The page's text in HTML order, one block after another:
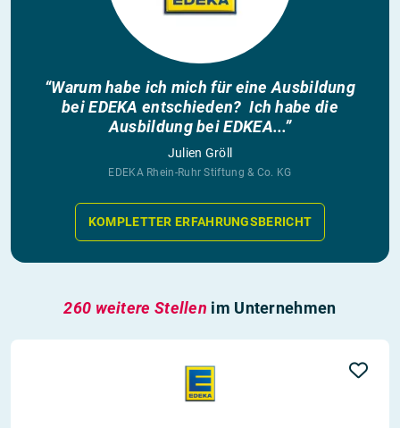
“Warum habe ich mich für eine Ausbildung
bei EDEKA entschieden? Ich habe die
Ausbildung bei EDKEA...”
Julien Gröll
EDEKA Rhein-Ruhr Stiftung & Co. KG
KOMPLETTER ERFAHRUNGSBERICHT
260 weitere Stellen im Unternehmen